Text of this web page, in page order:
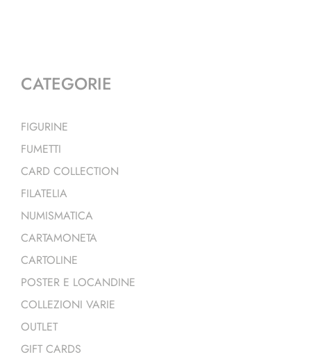
CATEGORIE
FIGURINE
FUMETTI
CARD COLLECTION
FILATELIA
NUMISMATICA
CARTAMONETA
CARTOLINE
POSTER E LOCANDINE
COLLEZIONI VARIE
OUTLET
GIFT CARDS